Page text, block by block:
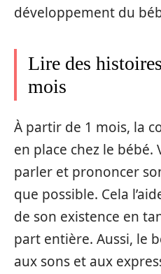
développement du
Lire des
mois
À partir de 1 mois, la
en place chez le bébé.
parler et prononcer
que possible. Cela
de son existence en
part entière. Aussi, le
aux sons et aux